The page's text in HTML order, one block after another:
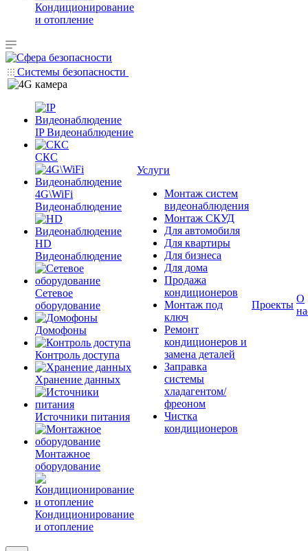
Кондиционирование
и отопление
Системы безопасности
IP Видеонаблюдение
СКС
4G\WiFi
Видеонаблюдение
HD
Видеонаблюдение
Сетевое
оборудование
Домофоны
Контроль доступа
Хранение данных
Источники питания
Монтажное
оборудование
Кондиционирование
и отопление
Услуги
Монтаж систем
видеонаблюдения
Монтаж СКУД
Для автомобиля
Для квартиры
Для бизнеса
Для дома
Продажа
кондиционеров
Монтаж под
ключ
Ремонт
кондиционеров и
замена деталей
Заправка
системы
хладагентом/
фреоном
Чистка
кондиционеров
Проекты
О